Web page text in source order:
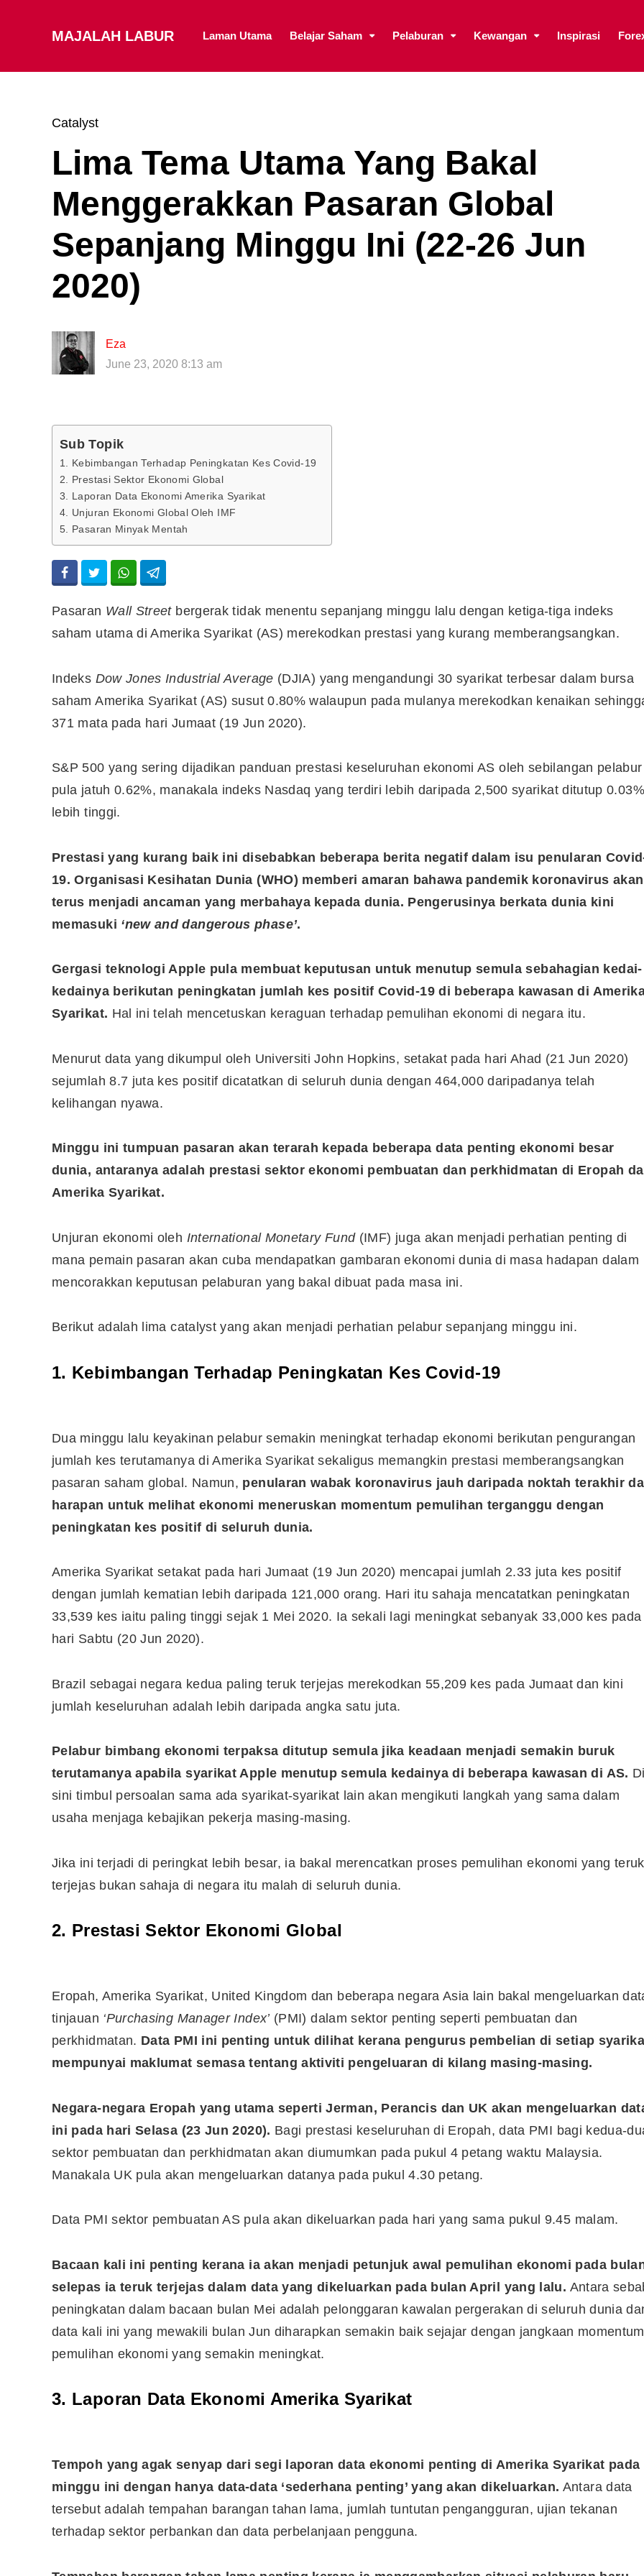
MAJALAH LABUR Laman Utama Belajar Saham Pelaburan Kewangan Inspirasi
Catalyst
Lima Tema Utama Yang Bakal
Menggerakkan Pasaran Global
Sepanjang Minggu Ini (22-26 Jun
2020)
Eza
June 23, 2020 8:13 am
Sub Topik
1. Kebimbangan Terhadap Peningkatan Kes Covid-19
2. Prestasi Sektor Ekonomi Global
3. Laporan Data Ekonomi Amerika Syarikat
4. Unjuran Ekonomi Global Oleh IMF
5. Pasaran Minyak Mentah
Pasaran Wall Streetbergerak tidak menentu sepanjang minggu lalu dengan ketiga-tiga indeks
saham utama di Amerika Syarikat (AS) merekodkan prestasi yang kurang memberangsangkan.
Indeks Dow Jones Industrial Average (DJIA) yang mengandungi 30 syarikat terbesar dalam bursa
saham Amerika Syarikat (AS) susut 0.80% walaupun pada mulanya merekodkan kenaikan
371 mata pada hari Jumaat (19 Jun 2020).
S&P 500 yang sering dijadikan panduan prestasi keseluruhan ekonomi AS oleh sebilangan pelabur
pula jatuh 0.62%, manakala indeks Nasdaq yang terdiri lebih daripada 2,500 syarikat ditutup 0.03%
lebih tinggi.
Prestasi yang kurang baik ini disebabkan beberapa berita negatif dalam isu penularan
19. Organisasi Kesihatan Dunia (WHO) memberi amaran bahawa pandemik koronavirus akan
terus menjadi ancaman yang merbahaya kepada dunia. Pengerusinya berkata dunia kini
memasuki ‘new and dangerous phase’.
Gergasi teknologi Apple pula membuat keputusan untuk menutup semula sebahagian kedai-
kedainya berikutan peningkatan jumlah kes positif Covid-19 di beberapa kawasan di
Syarikat. Hal ini telah mencetuskan keraguan terhadap pemulihan ekonomi di negara itu.
Menurut data yang dikumpul oleh Universiti John Hopkins, setakat pada hari Ahad (21 Jun 2020)
sejumlah 8.7 juta kes positif dicatatkan di seluruh dunia dengan 464,000 daripadanya telah
kelihangan nyawa.
Minggu ini tumpuan pasaran akan terarah kepada beberapa data penting ekonomi besar
dunia, antaranya adalah prestasi sektor ekonomi pembuatan dan perkhidmatan di Eropah
Amerika Syarikat.
Unjuran ekonomi oleh International Monetary Fund(IMF) juga akan menjadi perhatian penting di
mana pemain pasaran akan cuba mendapatkan gambaran ekonomi dunia di masa hadapan dalam
mencorakkan keputusan pelaburan yang bakal dibuat pada masa ini.
Berikut adalah lima catalyst yang akan menjadi perhatian pelabur sepanjang minggu ini.
1. Kebimbangan Terhadap Peningkatan Kes Covid-19
Dua minggu lalu keyakinan pelabur semakin meningkat terhadap ekonomi berikutan pengurangan
jumlah kes terutamanya di Amerika Syarikat sekaligus memangkin prestasi memberangsangkan
pasaran saham global. Namun, penularan wabak koronavirus jauh daripada noktah terakhir
harapan untuk melihat ekonomi meneruskan momentum pemulihan terganggu dengan
peningkatan kes positif di seluruh dunia.
Amerika Syarikat setakat pada hari Jumaat (19 Jun 2020) mencapai jumlah 2.33 juta kes positif
dengan jumlah kematian lebih daripada 121,000 orang. Hari itu sahaja mencatatkan peningkatan
33,539 kes iaitu paling tinggi sejak 1 Mei 2020. Ia sekali lagi meningkat sebanyak 33,000 kes pada
hari Sabtu (20 Jun 2020).
Brazil sebagai negara kedua paling teruk terjejas merekodkan 55,209 kes pada Jumaat dan kini
jumlah keseluruhan adalah lebih daripada angka satu juta.
Pelabur bimbang ekonomi terpaksa ditutup semula jika keadaan menjadi semakin buruk
terutamanya apabila syarikat Apple menutup semula kedainya di beberapa kawasan di AS. Di
sini timbul persoalan sama ada syarikat-syarikat lain akan mengikuti langkah yang sama dalam
usaha menjaga kebajikan pekerja masing-masing.
Jika ini terjadi di peringkat lebih besar, ia bakal merencatkan proses pemulihan ekonomi yang teruk
terjejas bukan sahaja di negara itu malah di seluruh dunia.
2. Prestasi Sektor Ekonomi Global
Eropah, Amerika Syarikat, United Kingdom dan beberapa negara Asia lain bakal mengeluarkan
tinjauan ‘Purchasing Manager Index’(PMI) dalam sektor penting seperti pembuatan dan
perkhidmatan. Data PMI ini penting untuk dilihat kerana pengurus pembelian di setiap
mempunyai maklumat semasa tentang aktiviti pengeluaran di kilang masing-masing.
Negara-negara Eropah yang utama seperti Jerman, Perancis dan UK akan mengeluarkan
ini pada hari Selasa (23 Jun 2020). Bagi prestasi keseluruhan di Eropah, data PMI bagi kedua-
sektor pembuatan dan perkhidmatan akan diumumkan pada pukul 4 petang waktu Malaysia.
Manakala UK pula akan mengeluarkan datanya pada pukul 4.30 petang.
Data PMI sektor pembuatan AS pula akan dikeluarkan pada hari yang sama pukul 9.45 malam.
Bacaan kali ini penting kerana ia akan menjadi petunjuk awal pemulihan ekonomi pada
selepas ia teruk terjejas dalam data yang dikeluarkan pada bulan April yang lalu. Antara
peningkatan dalam bacaan bulan Mei adalah pelonggaran kawalan pergerakan di seluruh dunia
data kali ini yang mewakili bulan Jun diharapkan semakin baik sejajar dengan jangkaan momentum
pemulihan ekonomi yang semakin meningkat.
3. Laporan Data Ekonomi Amerika Syarikat
Tempoh yang agak senyap dari segi laporan data ekonomi penting di Amerika Syarikat pada
minggu ini dengan hanya data-data ‘sederhana penting’ yang akan dikeluarkan. Antara data
tersebut adalah tempahan barangan tahan lama, jumlah tuntutan pengangguran, ujian tekanan
terhadap sektor perbankan dan data perbelanjaan pengguna.
Editor Picks
Ini 15 Panduan Beginner
Perlu Tahu Tentang Pelaburan
Saham di Bursa Malaysia
Cara Buka Akaun Saham
(CDS) Maybank
Telefon Seorang Pelabur
Saham
Tertinggi Di Bursa Malaysia
(2018)